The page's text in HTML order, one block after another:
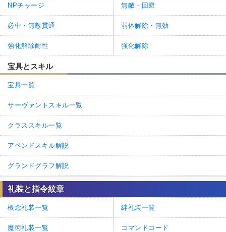
NPチャージ 無敵・回避
必中・無敵貫通 弱体解除・無効
強化解除耐性 強化解除
宝具とスキル
宝具一覧
サーヴァントスキル一覧
クラススキル一覧
アペンドスキル解説
グランドグラフ解説
礼装と指令紋章
概念礼装一覧 絆礼装一覧
魔術礼装一覧 コマンドコード